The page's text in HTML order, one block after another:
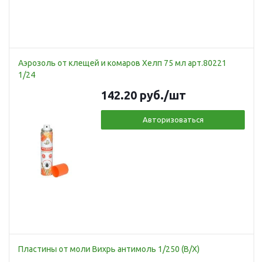
Аэрозоль от клещей и комаров Хелп 75 мл арт.80221
1/24
142.20 руб./шт
Авторизоваться
Пластины от моли Вихрь антимоль 1/250 (В/Х)